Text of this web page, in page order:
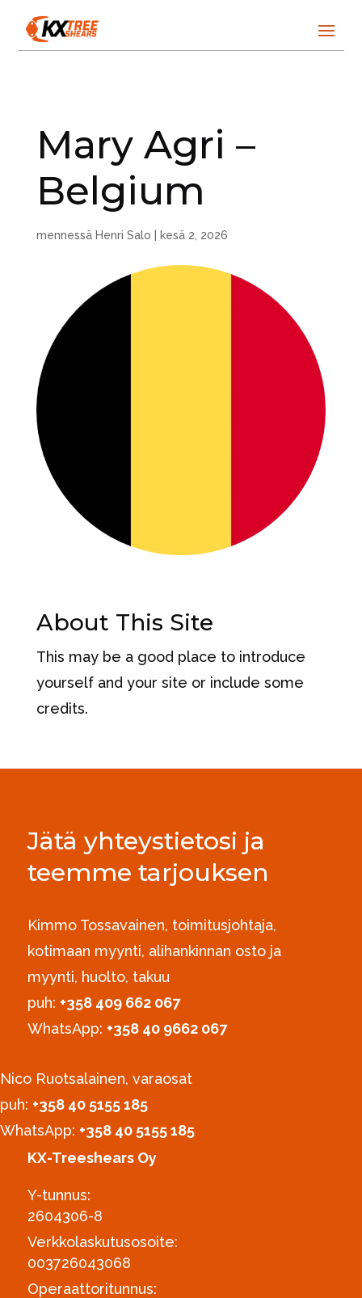
Mary Agri –
Belgium
mennessä Henri Salo kesä 2, 2026
About This Site
This may be a good place to introduce
yourself and your site or include some
credits.
Jätä yhteystietosi ja
teemme tarjouksen
Kimmo Tossavainen, toimitusjohtaja,
kotimaan myynti, alihankinnan osto ja
myynti, huolto, takuu
puh: +358 409 662 067
WhatsApp: +358 40 9662 067
Nico Ruotsalainen, varaosat
puh: ‪+358 40 5155 185‬
WhatsApp: +358 40 5155 185
KX-Treeshears Oy
Y-tunnus:
2604306-8
Verkkolaskutusosoite:
003726043068
Operaattoritunnus: